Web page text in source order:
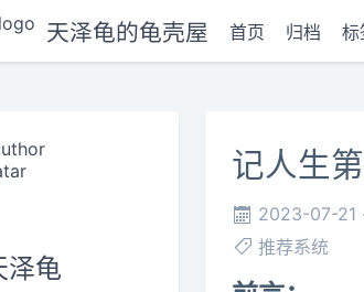
天泽龟的龟壳屋 首页 归档 标
记人生
2023-07-21
推荐系统
泽龟